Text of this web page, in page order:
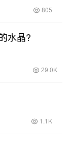
805
水晶?
29.0K
1.1K